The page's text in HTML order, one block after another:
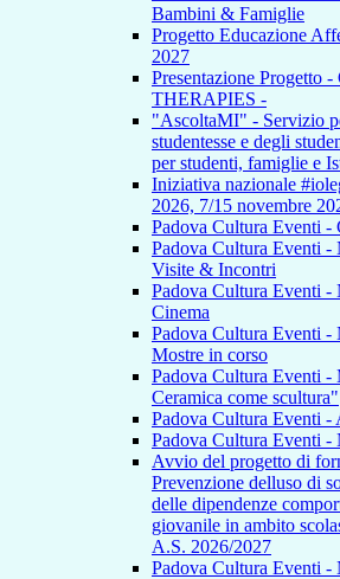
Bambini & Famiglie
Progetto Educazione
2027
Presentazione Progetto
THERAPIES -
"AscoltaMI" - Servizio
studentesse e degli
per studenti, famiglie e
Iniziativa nazionale
2026, 7/15 novembre
Padova Cultura Eventi -
Padova Cultura Eventi -
Visite & Incontri
Padova Cultura Eventi -
Cinema
Padova Cultura Eventi -
Mostre in corso
Padova Cultura Eventi
Ceramica come scultura"
Padova Cultura Eventi
Padova Cultura Eventi
Avvio del progetto di
Prevenzione delluso di
delle dipendenze
giovanile in ambito
A.S. 2026/2027
Padova Cultura Eventi -